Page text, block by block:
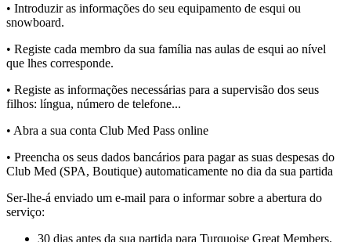
• Introduzir as informações do seu equipamento de esqui ou
snowboard.
• Registe cada membro da sua família nas aulas de esqui ao nível
que lhes corresponde.
• Registe as informações necessárias para a supervisão dos seus
filhos: língua, número de telefone...
• Abra a sua conta Club Med Pass online
• Preencha os seus dados bancários para pagar as suas despesas do
Club Med (SPA, Boutique) automaticamente no dia da sua partida
Ser-lhe-á enviado um e-mail para o informar sobre a abertura do
serviço:
30 dias antes da sua partida para Turquoise Great Members.